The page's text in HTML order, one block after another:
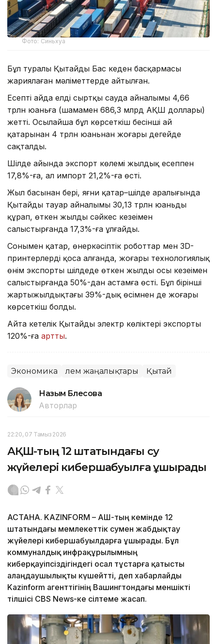
Фото: Синьхуа
Бұл туралы Қытайдың Бас кеден басқармасы
жариялаған мәліметтерде айтылған.
Есепті айда елдің сыртқы сауда айналымы 4,66
трлн юаньға (шамамен 686,3 млрд АҚШ доллары)
жетті. Осылайша бұл көрсеткіш бесінші ай
қатарынан 4 трлн юаньнан жоғары деңгейде
сақталды.
Шілде айында экспорт көлемі жылдық есеппен
17,8%-ға, ал импорт 21,2%-ға өсті.
Жыл басынан бері, яғни қаңтар–шілде аралығында
Қытайдың тауар айналымы 30,13 трлн юаньды
құрап, өткен жылдың сәйкес кезеңімен
салыстырғанда 17,3%-ға ұлғайды.
Сонымен қатар, өнеркәсіптік роботтар мен 3D-
принтерлерді қоса алғанда, жоғары технологиялық
өнім экспорты шілдеде өткен жылдың осы кезеңімен
салыстырғанда 50%-дан астамға өсті. Бұл бірінші
жартыжылдықтағы 39%-дық өсімнен де жоғары
көрсеткіш болды.
Айта кетелік Қытайдың электр көліктері экспорты
120%-ға артты.
Экономика Әлем жаңалықтары Қытай
Назым Бөлесова
Авторлар
22:20, 07 Тамыз 2026
АҚШ-тың 12 штатындағы су
жүйелері кибершабуылға ұшырады
АСТАНА. KAZINFORM – АҚШ-тың кемінде 12
штатындағы мемлекеттік сумен жабдықтау
жүйелері кибершабуылдарға ұшырады. Бұл
коммуналдық инфрақұрылымның
киберқауіпсіздігіндегі осал тұстарға қатысты
алаңдаушылықты күшейтті, деп хабарлайды
Kazinform агенттігінің Вашингтондағы меншікті
тілшісі CBS News-ке сілтеме жасап.